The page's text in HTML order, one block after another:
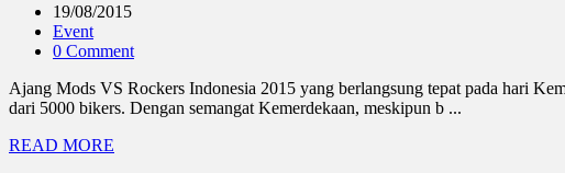
19/08/2015
Event
0 Comment
Ajang Mods VS Rockers Indonesia 2015 yang berlangsung tepat pada hari
dari 5000 bikers. Dengan semangat Kemerdekaan, meskipun b ...
READ MORE